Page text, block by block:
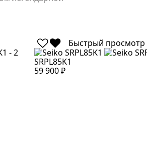
Быстрый просмотр
SRPL85K1
59 900 ₽